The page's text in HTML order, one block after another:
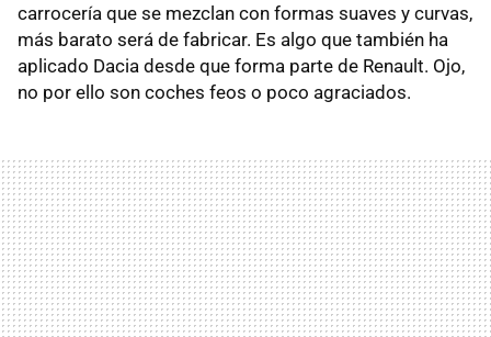
carrocería que se mezclan con formas suaves y curvas,
más barato será de fabricar. Es algo que también ha
aplicado Dacia desde que forma parte de Renault. Ojo,
no por ello son coches feos o poco agraciados.